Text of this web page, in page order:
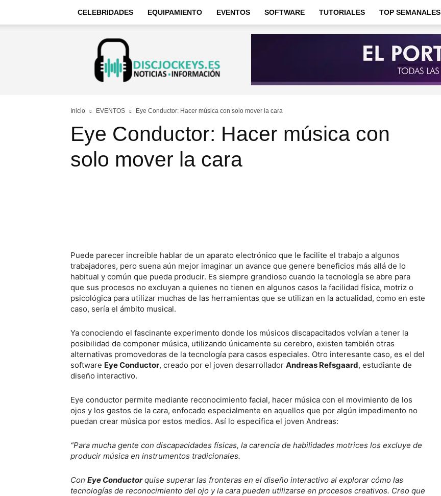
CELEBRIDADES EQUIPAMIENTO EVENTOS SOFTWARE TUTORIALES TOP SEMANALES
Discjockeys
Noticias
e
información
Inicio EVENTOS Eye Conductor: Hacer música con solo mover la cara
Eye Conductor: Hacer música con
solo mover la cara
Puede parecer increíble hablar de un aparato electrónico que le facilite el trabajo a algunos
trabajadores, pero suena aún mejor imaginar un avance que genere beneficios más allá de lo
habitual y común que pueda producir. Es siempre grandioso cuando la tecnología se abre para
que sus procesos no excluyan a quienes no tienen en algunos casos la facilidad física, motriz o
psicológica para utilizar muchas de las herramientas que se utilizan en la actualidad, como en este
caso, sería el ámbito musical.
Ya conociendo el fascinante experimento donde los músicos discapacitados volvían a tener la
posibilidad de componer música, utilizando únicamente su cerebro, existen también otras
alternativas promovedoras de la tecnología para casos especiales. Otro interesante caso, es el del
software Eye Conductor, creado por el joven desarrollador Andreas Refsgaard, estudiante de
diseño interactivo.
Eye conductor permite mediante reconocimiento facial, hacer música con el movimiento de los
ojos y los gestos de la cara, enfocado especialmente en aquellos que por algún impedimento no
puedan crear música por estos medios. Así lo especifica el joven Andreas:
“Para mucha gente con discapacidades físicas, la carencia de habilidades motrices los excluye de
producir música en instrumentos tradicionales.
Con Eye Conductorquise superar las fronteras en el diseño interactivo al explorar cómo las
tecnologías de reconocimiento del ojo y la cara pueden utilizarse en procesos creativos. Creo que